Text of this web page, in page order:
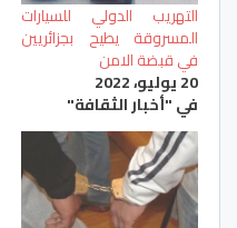
التهريب الدولي للسيارات
المسروقة يطيح بجزائريين
في قبضة الامن
20 يوليو، 2022
في "أخبار الثقافة"